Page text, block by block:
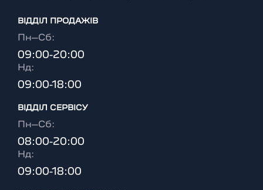
ВІДДІЛ ПРОДАЖІВ
Пн–Сб:
09:00-20:00
Нд:
09:00-18:00
ВІДДІЛ CЕРВІСУ
Пн–Сб:
08:00-20:00
Нд:
09:00-18:00